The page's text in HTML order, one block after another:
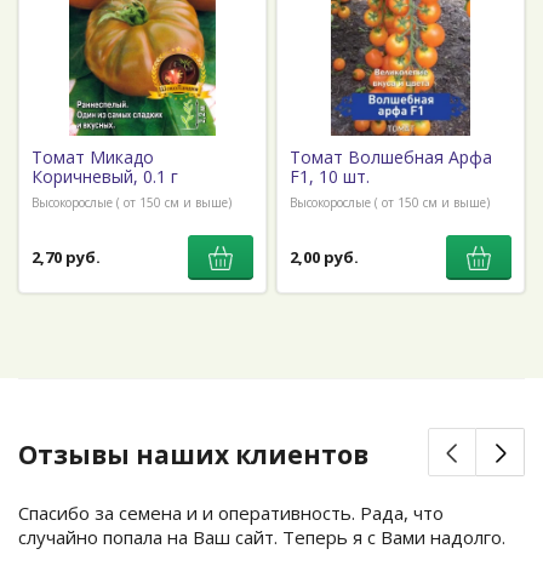
Томат Микадо
Коричневый, 0.1 г
Высокорослые ( от 150 см и выше)
2,70 руб.
Томат Волшебная Арфа
F1, 10 шт.
Высокорослые ( от 150 см и выше)
2,00 руб.
Отзывы наших клиентов
Спасибо за семена и и оперативность. Рада, что
случайно попала на Ваш сайт. Теперь я с Вами надолго.